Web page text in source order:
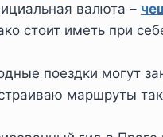
валюта –
стоит иметь при
поездки могут
маршруты